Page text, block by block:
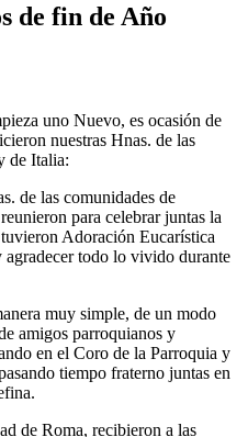
de fin de Año
uno Nuevo, es ocasión de
nuestras Hnas. de las
de Italia:
de las comunidades de
para celebrar juntas la
Adoración Eucarística
todo lo vivido durante
muy simple, de un modo
amigos parroquianos y
en el Coro de la Parroquia y
tiempo fraterno juntas en
de Roma, recibieron a las